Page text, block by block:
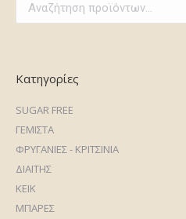
Κατηγορίες
SUGAR FREE
ΓΕΜΙΣΤΑ
ΦΡΥΓΑΝΙΕΣ - ΚΡΙΤΣΙΝΙΑ
ΔΙΑΙΤΗΣ
ΚΕΙΚ
ΜΠΑΡΕΣ